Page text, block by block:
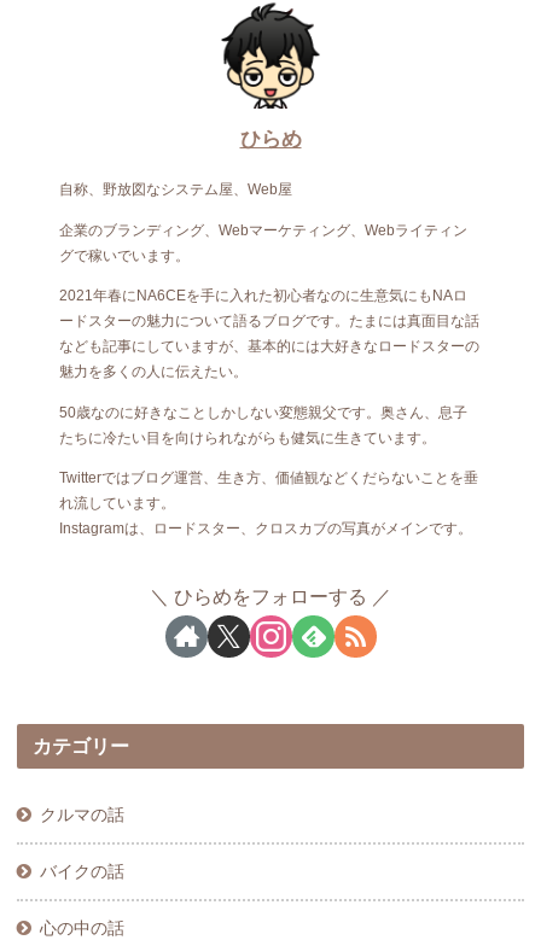
ひらめ
自称、野放図なシステム屋、Web屋
企業のブランディング、Webマーケティング、Webライティン
グで稼いでいます。
2021年春にNA6CEを手に入れた初心者なのに生意気にもNAロ
ードスターの魅力について語るブログです。たまには真面目な話
なども記事にしていますが、基本的には大好きなロードスターの
魅力を多くの人に伝えたい。
50歳なのに好きなことしかしない変態親父です。奥さん、息子
たちに冷たい目を向けられながらも健気に生きています。
Twitterではブログ運営、生き方、価値観などくだらないことを垂
れ流しています。
Instagramは、ロードスター、クロスカブの写真がメインです。
ひらめをフォローする
カテゴリー
クルマの話
バイクの話
心の中の話